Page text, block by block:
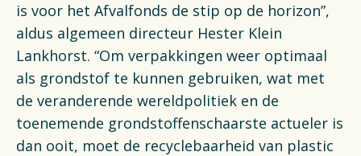
is voor het Afvalfonds de stip op de horizon”,
aldus algemeen directeur Hester Klein
Lankhorst. “Om verpakkingen weer optimaal
als grondstof te kunnen gebruiken, wat met
de veranderende wereldpolitiek en de
toenemende grondstoffenschaarste actueler is
dan ooit, moet de recyclebaarheid van plastic